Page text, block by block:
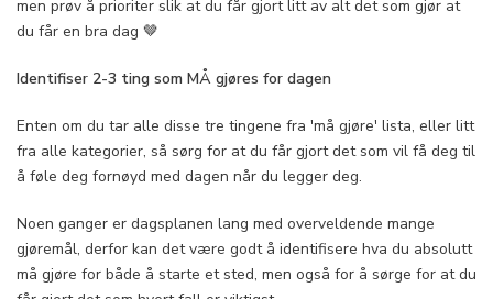
men prøv å prioriter slik at du får gjort litt av alt det som gjør at
du får en bra dag 🤎
Identifiser 2-3 ting som MÅ gjøres for dagen
Enten om du tar alle disse tre tingene fra 'må gjøre' lista, eller litt
fra alle kategorier, så sørg for at du får gjort det som vil få deg til
å føle deg fornøyd med dagen når du legger deg.
Noen ganger er dagsplanen lang med overveldende mange
gjøremål, derfor kan det være godt å identifisere hva du absolutt
må gjøre for både å starte et sted, men også for å sørge for at du